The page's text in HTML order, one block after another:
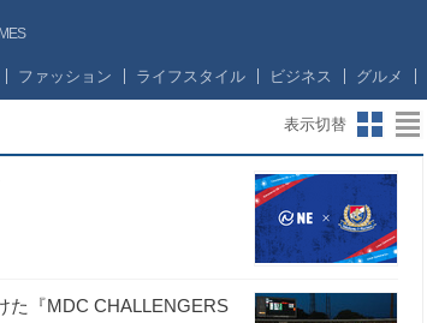
ファッション ライフスタイル ビジネス グルメ
表示切替
た『MDC CHALLENGERS